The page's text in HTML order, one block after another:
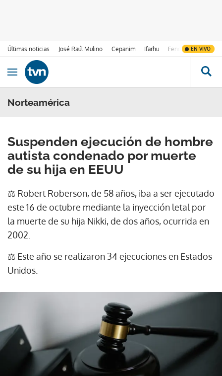
Últimas noticias José Raúl Mulino Cepanim Ifarhu Fenómeno de El
EN VIVO
Ir al contenido
Obrir navegació
Norteamérica
Suspenden ejecución de hombre
autista condenado por muerte
de su hija en EEUU
⚖ Robert Roberson, de 58 años, iba a ser ejecutado
este 16 de octubre mediante la inyección letal por
la muerte de su hija Nikki, de dos años, ocurrida en
2002.
⚖ Este año se realizaron 34 ejecuciones en Estados
Unidos.